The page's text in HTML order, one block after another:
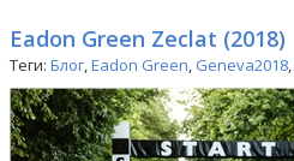
Eadon Green Zeclat (2018)
Теги: Блог,Eadon Green, Geneva2018,